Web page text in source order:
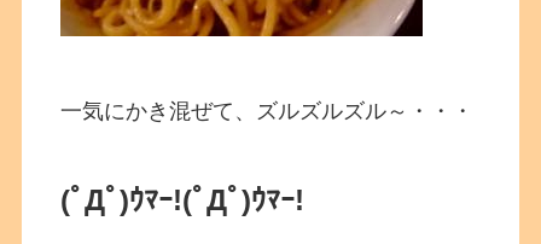
一気にかき混ぜて、ズルズルズル～・・・
(ﾟДﾟ)ｳﾏｰ!(ﾟДﾟ)ｳﾏｰ!